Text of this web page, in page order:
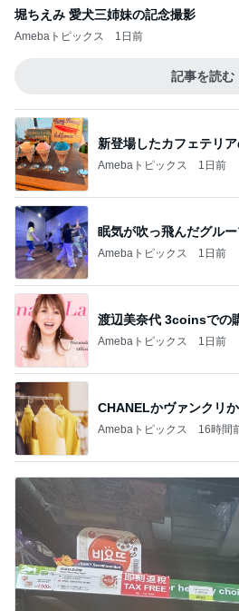
堀ちえみ 愛犬三姉妹の記念撮影
Amebaトピックス 1日前
記事を読む
新登場したカフェテリ
Amebaトピックス 1日前
眠気が吹っ飛んだグル
Amebaトピックス 1日前
渡辺美奈代 3coinsでの
Amebaトピックス 1日前
CHANELかヴァンクリ
Amebaトピックス 16時間